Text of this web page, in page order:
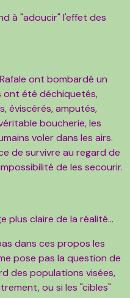
à "adoucir" l'effet des
ont bombardé un
ont été déchiquetés,
éviscérés, amputés,
boucherie, les
voler dans les airs.
de survivre au regard de
de les secourir.
plus claire de la réalité...
dans ces propos les
pose pas la question de
des populations visées,
ou si les "cibles"